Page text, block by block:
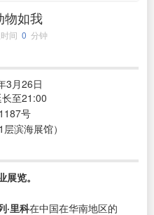
物如我
间 0 分钟
3月26日
至21:00
号
滨海展馆）
览。
·里科在中国在华南地区的